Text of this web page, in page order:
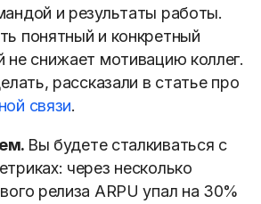
и результаты работы.
понятный и конкретный
не снижает мотивацию коллег.
рассказали в статье про
связи.
Вы будете сталкиваться с
через несколько
релиза ARPU упал на 30%